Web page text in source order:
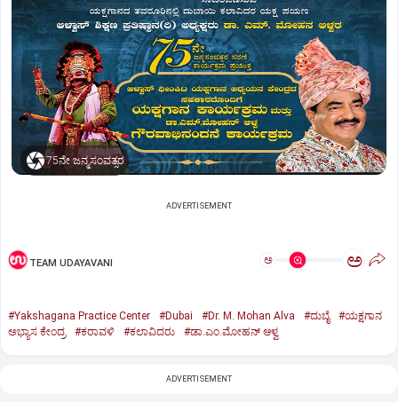
75ನೇ ಜನ್ಮಸಂವತ್ಸರ
ADVERTISEMENT
TEAM UDAYAVANI ಅ ಅ
#Yakshagana Practice Center #Dubai #Dr. M. Mohan Alva #ದುಬೈ
#ಯಕ್ಷಗಾನ
ಅಭ್ಯಾಸ ಕೇಂದ್ರ
#ಕರಾವಳಿ #ಕಲಾವಿದರು #ಡಾ.ಎಂ.ಮೋಹನ್‌ ಆಳ್ವ
ADVERTISEMENT